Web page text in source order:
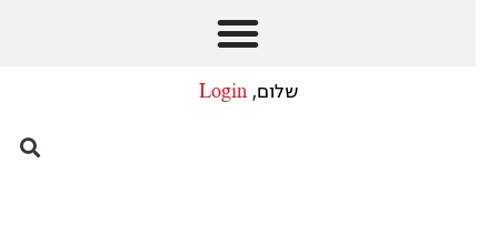
שלום,Login